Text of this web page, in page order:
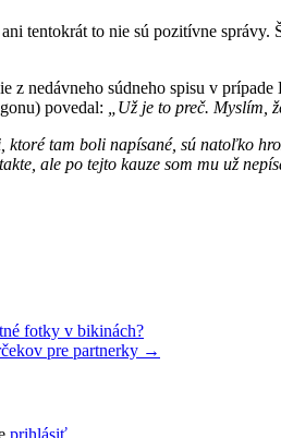
tentokrát to nie sú pozitívne
z nedávneho súdneho spisu v
povedal:
„Už je to preč. Myslím,
ktoré tam boli napísané, sú natoľko
ale po tejto kauze som mu už
fotky v bikinách?
pre partnerky →
prihlásiť